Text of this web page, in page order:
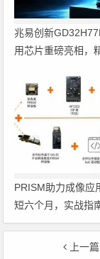
兆易创新
用芯片重磅亮相，
PRISM助力成像应
短六个月，实战指
上一篇